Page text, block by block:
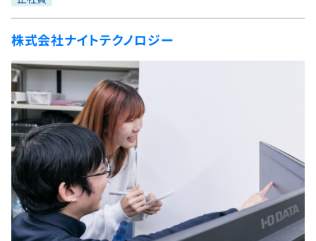
新卒エージェント
イベント・セミナー
インタビュー
就活成功ガイド
4択課題
ナレッジ
リファレンス
プラン
個人向けプラン
法人向けプラン
評価結果一覧
再チャレンジ結果一覧
Tech Team Journal
paiza times
note
paizaとは？
株式会社ナイトテクノロジー